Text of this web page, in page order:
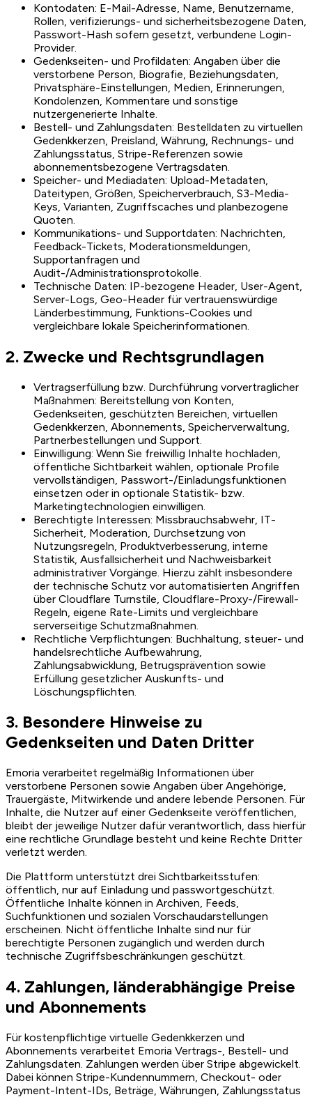
Kontodaten: E-Mail-Adresse, Name, Benutzername,
Rollen, verifizierungs- und sicherheitsbezogene Daten,
Passwort-Hash sofern gesetzt, verbundene Login-
Provider.
Gedenkseiten- und Profildaten: Angaben über die
verstorbene Person, Biografie, Beziehungsdaten,
Privatsphäre-Einstellungen, Medien, Erinnerungen,
Kondolenzen, Kommentare und sonstige
nutzergenerierte Inhalte.
Bestell- und Zahlungsdaten: Bestelldaten zu virtuellen
Gedenkkerzen, Preisland, Währung, Rechnungs- und
Zahlungsstatus, Stripe-Referenzen sowie
abonnementsbezogene Vertragsdaten.
Speicher- und Mediadaten: Upload-Metadaten,
Dateitypen, Größen, Speicherverbrauch, S3-Media-
Keys, Varianten, Zugriffscaches und planbezogene
Quoten.
Kommunikations- und Supportdaten: Nachrichten,
Feedback-Tickets, Moderationsmeldungen,
Supportanfragen und
Audit-/Administrationsprotokolle.
Technische Daten: IP-bezogene Header, User-Agent,
Server-Logs, Geo-Header für vertrauenswürdige
Länderbestimmung, Funktions-Cookies und
vergleichbare lokale Speicherinformationen.
2. Zwecke und Rechtsgrundlagen
Vertragserfüllung bzw. Durchführung vorvertraglicher
Maßnahmen: Bereitstellung von Konten,
Gedenkseiten, geschützten Bereichen, virtuellen
Gedenkkerzen, Abonnements, Speicherverwaltung,
Partnerbestellungen und Support.
Einwilligung: Wenn Sie freiwillig Inhalte hochladen,
öffentliche Sichtbarkeit wählen, optionale Profile
vervollständigen, Passwort-/Einladungsfunktionen
einsetzen oder in optionale Statistik- bzw.
Marketingtechnologien einwilligen.
Berechtigte Interessen: Missbrauchsabwehr, IT-
Sicherheit, Moderation, Durchsetzung von
Nutzungsregeln, Produktverbesserung, interne
Statistik, Ausfallsicherheit und Nachweisbarkeit
administrativer Vorgänge. Hierzu zählt insbesondere
der technische Schutz vor automatisierten Angriffen
über Cloudflare Turnstile, Cloudflare-Proxy-/Firewall-
Regeln, eigene Rate-Limits und vergleichbare
serverseitige Schutzmaßnahmen.
Rechtliche Verpflichtungen: Buchhaltung, steuer- und
handelsrechtliche Aufbewahrung,
Zahlungsabwicklung, Betrugsprävention sowie
Erfüllung gesetzlicher Auskunfts- und
Löschungspflichten.
3. Besondere Hinweise zu
Gedenkseiten und Daten Dritter
Emoria verarbeitet regelmäßig Informationen über
verstorbene Personen sowie Angaben über Angehörige,
Trauergäste, Mitwirkende und andere lebende Personen. Für
Inhalte, die Nutzer auf einer Gedenkseite veröffentlichen,
bleibt der jeweilige Nutzer dafür verantwortlich, dass hierfür
eine rechtliche Grundlage besteht und keine Rechte Dritter
verletzt werden.
Die Plattform unterstützt drei Sichtbarkeitsstufen:
öffentlich, nur auf Einladung und passwortgeschützt.
Öffentliche Inhalte können in Archiven, Feeds,
Suchfunktionen und sozialen Vorschaudarstellungen
erscheinen. Nicht öffentliche Inhalte sind nur für
berechtigte Personen zugänglich und werden durch
technische Zugriffsbeschränkungen geschützt.
4. Zahlungen, länderabhängige Preise
und Abonnements
Für kostenpflichtige virtuelle Gedenkkerzen und
Abonnements verarbeitet Emoria Vertrags-, Bestell- und
Zahlungsdaten. Zahlungen werden über Stripe abgewickelt.
Dabei können Stripe-Kundennummern, Checkout- oder
Payment-Intent-IDs, Beträge, Währungen, Zahlungsstatus